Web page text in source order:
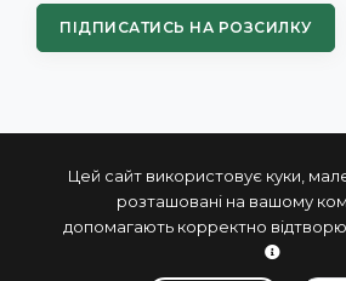
Цей сайт використовує куки,
розташовані на вашому
допомагають корректно
ПІДПИСАТИСЬ НА РОЗСИЛКУ
© 2004 - 2026 ПРОКСИС™ -